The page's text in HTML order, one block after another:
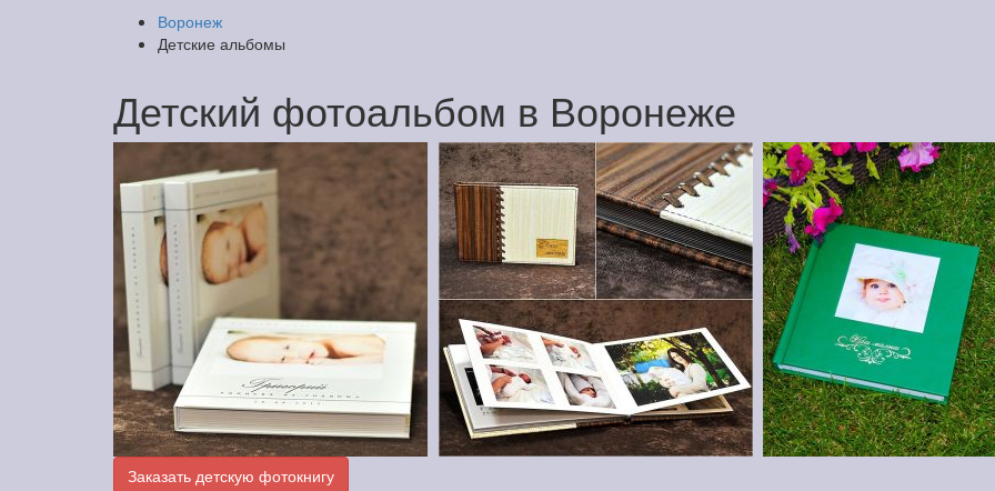
Воронеж
Детские альбомы
Детский фотоальбом в Воронеже
Заказать детскую фотокнигу